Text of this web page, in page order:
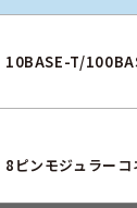
10BASE-T/
8ピンモジュラーコ